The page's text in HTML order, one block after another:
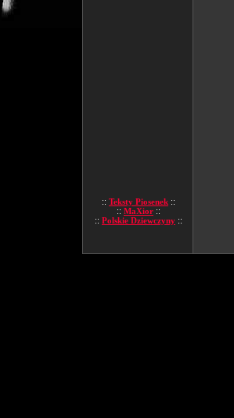
:: Teksty Piosenek ::
:: MaXior ::
:: Polskie Dziewczyny ::